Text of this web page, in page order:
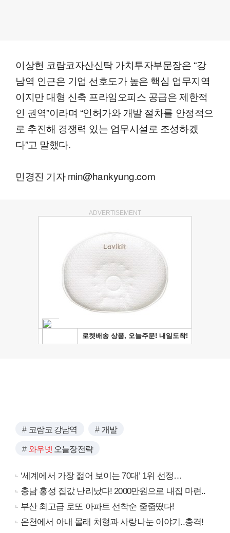
이상헌 코람코자산신탁 가치투자부문장은 “강
남역 인근은 기업 선호도가 높은 핵심 업무지역
이지만 대형 신축 프라임오피스 공급은 제한적
인 권역”이라며 “인허가와 개발 절차를 안정적으
로 추진해 경쟁력 있는 업무시설로 조성하겠
다”고 말했다.
민경진 기자 min@hankyung.com
ADVERTISEMENT
코람코 강남역 개발
와우넷 오늘장전략
‘세계에서 가장 젊어 보이는 70대’ 1위 선정…
충남 홍성 집값 난리났다! 2000만원으로 내집 마련..
부산 최고급 로또 아파트 선착순 줍줍떴다!
온천에서 아내 몰래 처형과 사랑나눈 이야기..충격!